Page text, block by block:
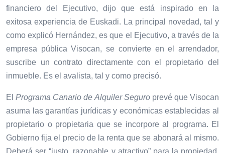
financiero del Ejecutivo, dijo que está inspirado en la
exitosa experiencia de Euskadi. La principal novedad, tal y
como explicó Hernández, es que el Ejecutivo, a través de la
empresa pública Visocan, se convierte en el arrendador,
suscribe un contrato directamente con el propietario del
inmueble. Es el avalista, tal y como precisó.
ElPrograma Canario de Alquiler Seguroprevé que Visocan
asuma las garantías jurídicas y económicas establecidas al
propietario o propietaria que se incorpore al programa. El
Gobierno fija el precio de la renta que se abonará al mismo.
Deberá ser “justo, razonable y atractivo” para la propiedad,